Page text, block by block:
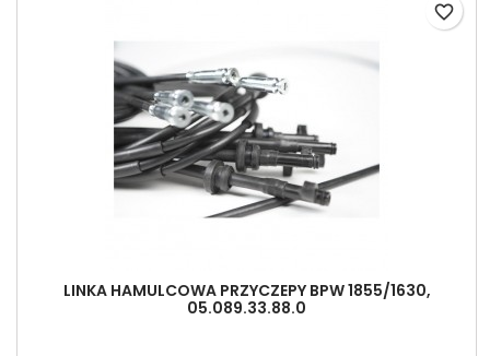
LINKA HAMULCOWA PRZYCZEPY BPW 1855/1630,
05.089.33.88.0
favorite_border